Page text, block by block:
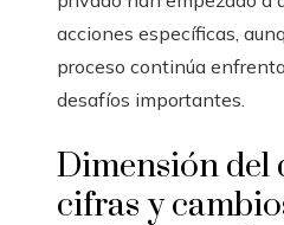
acciones específicas,
proceso continúa
desafíos importantes.
Dimensión del
cifras y